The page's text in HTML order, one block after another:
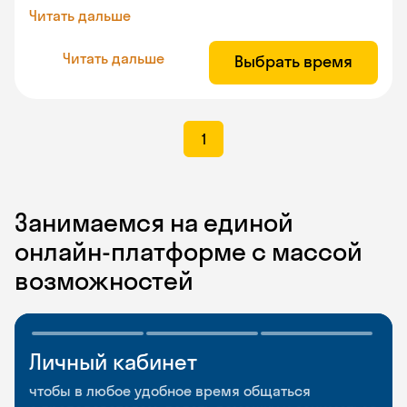
Читать дальше
Читать дальше Выбрать время
1
Занимаемся на единой
онлайн-платформе с массой
возможностей
Личный кабинет
чтобы в любое удобное время общаться
Мобильное
приложение
Разговорные клубы
и Talks